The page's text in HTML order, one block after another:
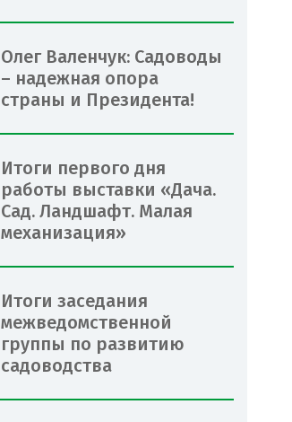
Олег Валенчук: Садоводы
– надежная опора
страны и Президента!
Итоги первого дня
работы выставки «Дача.
Сад. Ландшафт. Малая
механизация»
Итоги заседания
межведомственной
группы по развитию
садоводства